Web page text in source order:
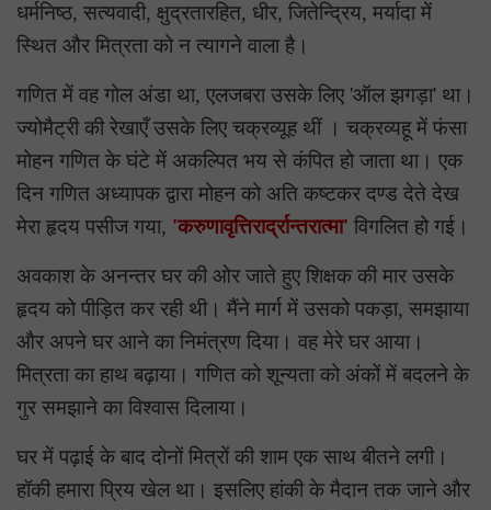
धर्मनिष्ठ, सत्यवादी, क्षुद्रतारहित, धीर, जितेन्द्रिय, मर्यादा में
स्थित और मित्रता को न त्यागने वाला है।
गणित में वह गोल अंडा था, एलजबरा उसके लिए 'ऑल झगड़ा' था।
ज्योमैट्री की रेखाएँ उसके लिए चक्रव्यूह थीं । चक्रव्यहू में फंसा
मोहन गणित के घंटे में अकल्पित भय से कंपित हो जाता था। एक
दिन गणित अध्यापक द्वारा मोहन को अति कष्टकर दण्ड देते देख
मेरा हृदय पसीज गया, 'करुणावृत्तिरार्द्रान्तरात्मा' विगलित हो गई।
अवकाश के अनन्तर घर की ओर जाते हुए शिक्षक की मार उसके
हृदय को पीड़ित कर रही थी। मैंने मार्ग में उसको पकड़ा, समझाया
और अपने घर आने का निमंत्रण दिया। वह मेरे घर आया।
मित्रता का हाथ बढ़ाया। गणित को शून्यता को अंकों में बदलने के
गुर समझाने का विश्वास दिलाया।
घर में पढ़ाई के बाद दोनों मित्रों की शाम एक साथ बीतने लगी।
हॉकी हमारा प्रिय खेल था। इसलिए हांकी के मैदान तक जाने और